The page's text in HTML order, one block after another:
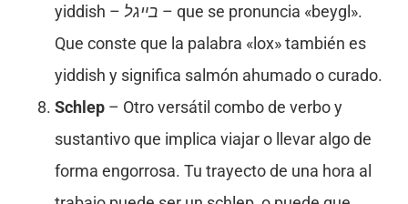
yiddish –
– que se pronuncia «beygl».
Que conste que la palabra «lox» también es
yiddish y significa salmón ahumado o curado.
Schlep– Otro versátil combo de verbo y
sustantivo que implica viajar o llevar algo de
forma engorrosa. Tu trayecto de una hora al